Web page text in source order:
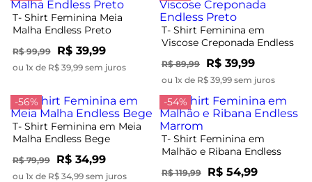
T- Shirt Feminina Meia
Malha Endless Preto
R$ 99,99 R$ 39,99
ou 1x de R$ 39,99 sem juros
T- Shirt Feminina em
Viscose Creponada Endless
R$ 89,99 R$ 39,99
ou 1x de R$ 39,99 sem juros
-56%
T- Shirt Feminina em Meia
Malha Endless Bege
R$ 79,99 R$ 34,99
ou 1x de R$ 34,99 sem juros
-54%
T- Shirt Feminina em
Malhão e Ribana Endless
R$ 119,99 R$ 54,99